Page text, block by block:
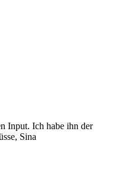
Input. Ich habe ihn der
Sina